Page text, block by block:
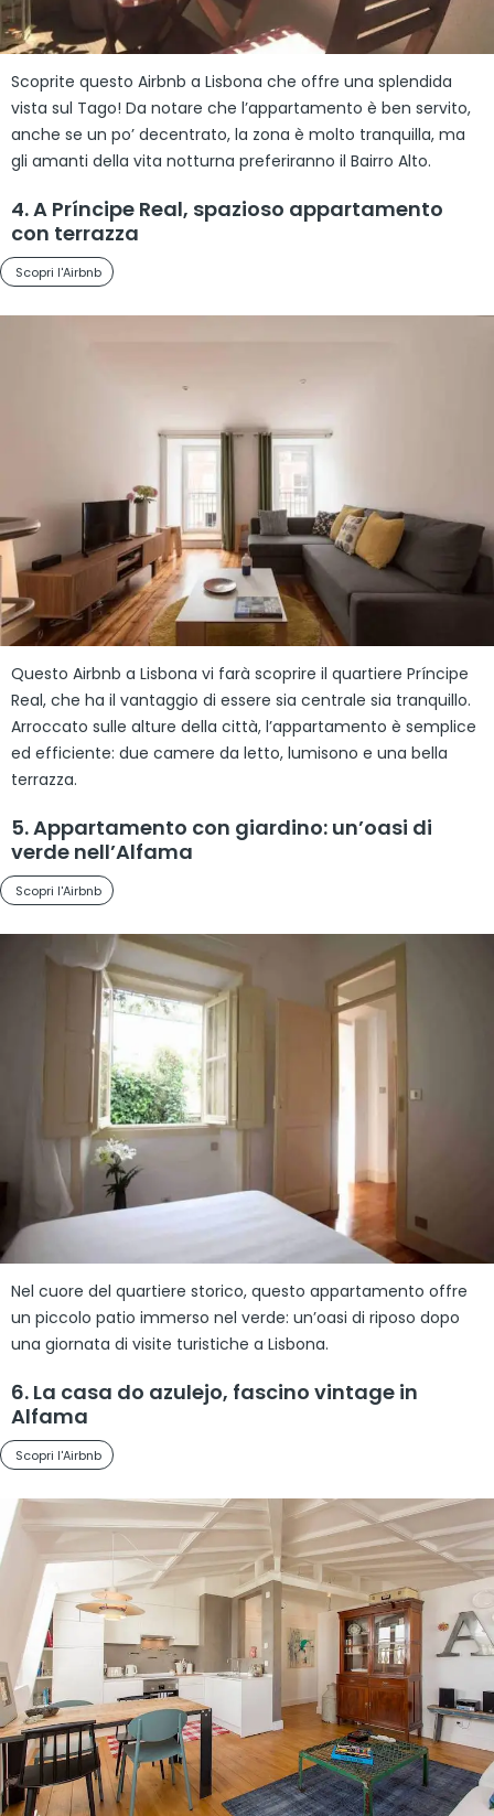
Scoprite questo Airbnb a Lisbona che offre una splendida
vista sul Tago! Da notare che l’appartamento è ben servito,
anche se un po’ decentrato, la zona è molto tranquilla, ma
gli amanti della vita notturna preferiranno il Bairro Alto.
4. A Príncipe Real, spazioso appartamento
con terrazza
Scopri l'Airbnb
Questo Airbnb a Lisbona vi farà scoprire il quartiere Príncipe
Real, che ha il vantaggio di essere sia centrale sia tranquillo.
Arroccato sulle alture della città, l’appartamento è semplice
ed efficiente: due camere da letto, lumisono e una bella
terrazza.
5. Appartamento con giardino: un’oasi di
verde nell’Alfama
Scopri l'Airbnb
Nel cuore del quartiere storico, questo appartamento offre
un piccolo patio immerso nel verde: un’oasi di riposo dopo
una giornata di visite turistiche a Lisbona.
6. La casa do azulejo, fascino vintage in
Alfama
Scopri l'Airbnb